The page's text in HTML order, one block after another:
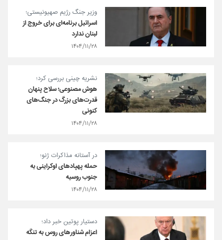
وزیر جنگ رژیم صهیونیستی؛
اسرائیل برنامه‌ای برای خروج از
لبنان ندارد
۱۴۰۴/۱۱/۲۸
نشریه چینی بررسی کرد؛
هوش مصنوعی؛ سلاح پنهان
قدرت‌های بزرگ در جنگ‌های
کنونی
۱۴۰۴/۱۱/۲۸
در آستانه مذاکرات ژنو؛
حمله پهپادهای اوکراینی به
جنوب روسیه
۱۴۰۴/۱۱/۲۸
دستیار پوتین خبر داد؛
اعزام شناورهای روس به تنگه